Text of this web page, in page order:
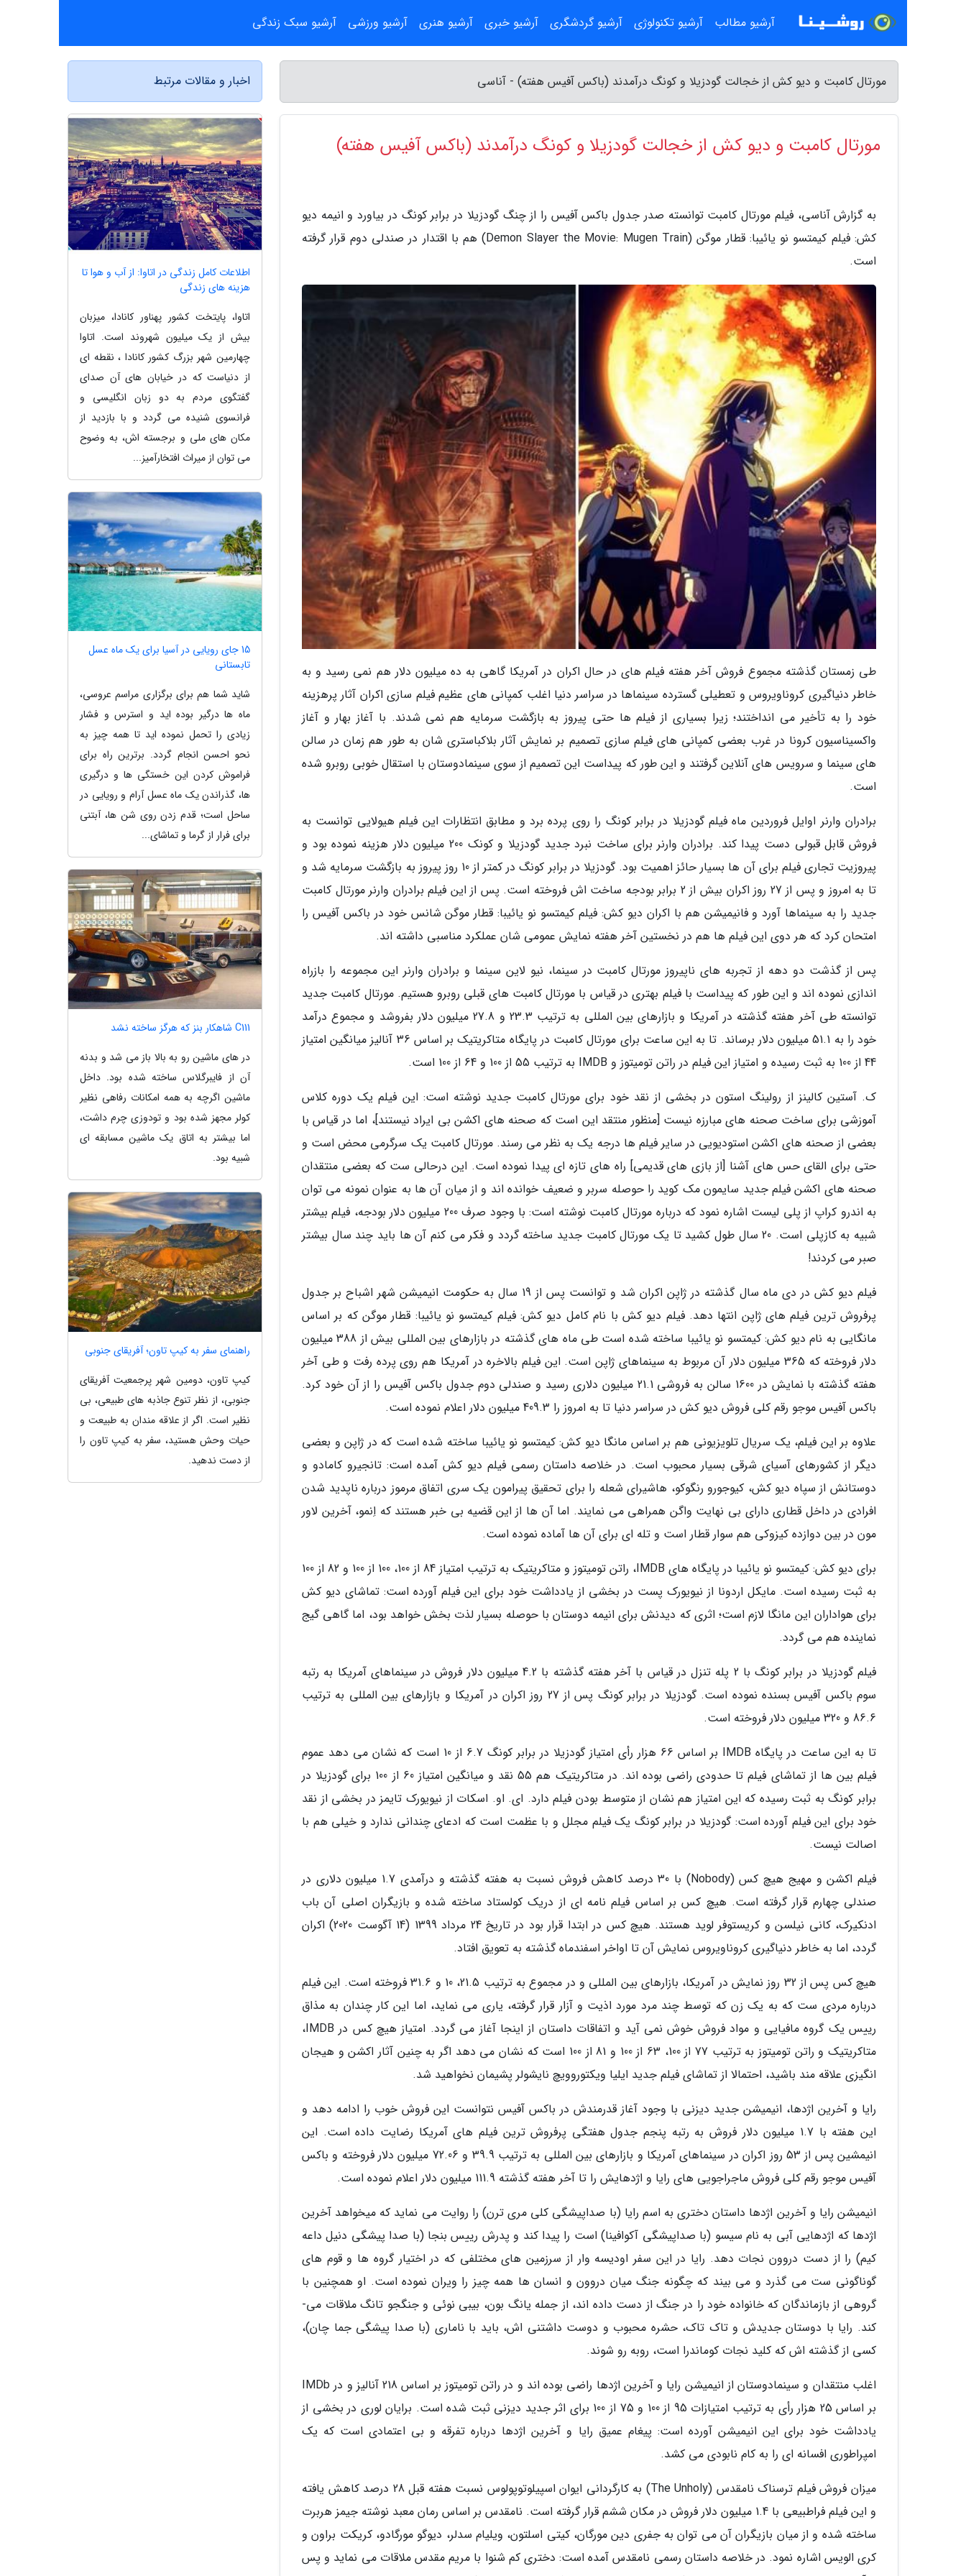
مورتال کامبت و دیو کش از خجالت گودزیلا و کونگ درآمدند (باکس آفیس هفته) - آناسی
مورتال کامبت و دیو کش از خجالت گودزیلا و کونگ درآمدند (باکس آفیس هفته)
به گزارش آناسی، فیلم مورتال کامبت توانسته صدر جدول باکس آفیس را از چنگ گودزیلا در برابر کونگ در بیاورد و انیمه دیو
کش: فیلم کیمتسو نو یائیبا: قطار موگن (Demon Slayer the Movie: Mugen Train) هم با اقتدار در صندلی دوم قرار گرفته
است.
طی زمستان گذشته مجموع فروش آخر هفته فیلم های در حال اکران در آمریکا گاهی به ده میلیون دلار هم نمی رسید و به
خاطر دنیاگیری کروناویروس و تعطیلی گسترده سینماها در سراسر دنیا اغلب کمپانی های عظیم فیلم سازی اکران آثار پرهزینه
خود را به تأخیر می انداختند؛ زیرا بسیاری از فیلم ها حتی پیروز به بازگشت سرمایه هم نمی شدند. با آغاز بهار و آغاز
واکسیناسیون کرونا در غرب بعضی کمپانی های فیلم سازی تصمیم بر نمایش آثار بلاکباستری شان به طور هم زمان در سالن
های سینما و سرویس های آنلاین گرفتند و این طور که پیداست این تصمیم از سوی سینمادوستان با استقال خوبی روبرو شده
است.
برادران وارنر اوایل فروردین ماه فیلم گودزیلا در برابر کونگ را روی پرده برد و مطابق انتظارات این فیلم هیولایی توانست به
فروش قابل قبولی دست پیدا کند. برادران وارنر برای ساخت نبرد جدید گودزیلا و کونک 200 میلیون دلار هزینه نموده بود و
پیروزیت تجاری فیلم برای آن ها بسیار حائز اهمیت بود. گودزیلا در برابر کونگ در کمتر از 10 روز پیروز به بازگشت سرمایه شد و
تا به امروز و پس از 27 روز اکران بیش از 2 برابر بودجه ساخت اش فروخته است. پس از این فیلم برادران وارنر مورتال کامبت
جدید را به سینماها آورد و فانیمیشن هم با اکران دیو کش: فیلم کیمتسو نو یائیبا: قطار موگن شانس خود در باکس آفیس را
امتحان کرد که هر دوی این فیلم ها هم در نخستین آخر هفته نمایش عمومی شان عملکرد مناسبی داشته اند.
پس از گذشت دو دهه از تجربه های ناپیروز مورتال کامبت در سینما، نیو لاین سینما و برادران وارنر این مجموعه را بازراه
اندازی نموده اند و این طور که پیداست با فیلم بهتری در قیاس با مورتال کامبت های قبلی روبرو هستیم. مورتال کامبت جدید
توانسته طی آخر هفته گذشته در آمریکا و بازارهای بین المللی به ترتیب 23.3 و 27.8 میلیون دلار بفروشد و مجموع درآمد
خود را به 51.1 میلیون دلار برساند. تا به این ساعت برای مورتال کامبت در پایگاه متاکریتیک بر اساس 36 آنالیز میانگین امتیاز
44 از 100 به ثبت رسیده و امتیاز این فیلم در راتن تومیتوز و IMDB به ترتیب 55 از 100 و 64 از 100 است.
ک. آستین کالینز از رولینگ استون در بخشی از نقد خود برای مورتال کامبت جدید نوشته است: این فیلم یک دوره کلاس
آموزشی برای ساخت صحنه های مبارزه نیست [منظور منتقد این است که صحنه های اکشن بی ایراد نیستند]، اما در قیاس با
بعضی از صحنه های اکشن استودیویی در سایر فیلم ها درجه یک به نظر می رسند. مورتال کامبت یک سرگرمی محض است و
حتی برای القای حس های آشنا [از بازی های قدیمی] راه های تازه ای پیدا نموده است. این درحالی ست که بعضی منتقدان
صحنه های اکشن فیلم جدید سایمون مک کوید را حوصله سربر و ضعیف خوانده اند و از میان آن ها به عنوان نمونه می توان
به اندرو کراپ از پلی لیست اشاره نمود که درباره مورتال کامبت نوشته است: با وجود صرف 200 میلیون دلار بودجه، فیلم بیشتر
شبیه به کازپلی است. 20 سال طول کشید تا یک مورتال کامبت جدید ساخته گردد و فکر می کنم آن ها باید چند سال بیشتر
صبر می کردند!
فیلم دیو کش در دی ماه سال گذشته در ژاپن اکران شد و توانست پس از 19 سال به حکومت انیمیشن شهر اشباح بر جدول
پرفروش ترین فیلم های ژاپن انتها دهد. فیلم دیو کش با نام کامل دیو کش: فیلم کیمتسو نو یائیبا: قطار موگن که بر اساس
مانگایی به نام دیو کش: کیمتسو نو یائیبا ساخته شده است طی ماه های گذشته در بازارهای بین المللی بیش از 388 میلیون
دلار فروخته که 365 میلیون دلار آن مربوط به سینماهای ژاپن است. این فیلم بالاخره در آمریکا هم روی پرده رفت و طی آخر
هفته گذشته با نمایش در 1600 سالن به فروشی 21.1 میلیون دلاری رسید و صندلی دوم جدول باکس آفیس را از آن خود کرد.
باکس آفیس موجو رقم کلی فروش دیو کش در سراسر دنیا تا به امروز را 409.3 میلیون دلار اعلام نموده است.
علاوه بر این فیلم، یک سریال تلویزیونی هم بر اساس مانگا دیو کش: کیمتسو نو یائیبا ساخته شده است که در ژاپن و بعضی
دیگر از کشورهای آسیای شرقی بسیار محبوب است. در خلاصه داستان رسمی فیلم دیو کش آمده است: تانجیرو کامادو و
دوستانش از سپاه دیو کش، کیوجورو رنگوکو، هاشیرای شعله را برای تحقیق پیرامون یک سری اتفاق مرموز درباره ناپدید شدن
افرادی در داخل قطاری دارای بی نهایت واگن همراهی می نمایند. اما آن ها از این قضیه بی خبر هستند که اِنمو، آخرین لاور
مون در بین دوازده کیزوکی هم سوار قطار است و تله ای برای آن ها آماده نموده است.
برای دیو کش: کیمتسو نو یائیبا در پایگاه های IMDB، راتن تومیتوز و متاکریتیک به ترتیب امتیاز 84 از 100، 100 از 100 و 82 از 100
به ثبت رسیده است. مایکل اردونا از نیویورک پست در بخشی از یادداشت خود برای این فیلم آورده است: تماشای دیو کش
برای هواداران این مانگا لازم است؛ اثری که دیدنش برای انیمه دوستان با حوصله بسیار لذت بخش خواهد بود، اما گاهی گیج
نماینده هم می گردد.
فیلم گودزیلا در برابر کونگ با 2 پله تنزل در قیاس با آخر هفته گذشته با 4.2 میلیون دلار فروش در سینماهای آمریکا به رتبه
سوم باکس آفیس بسنده نموده است. گودزیلا در برابر کونگ پس از 27 روز اکران در آمریکا و بازارهای بین المللی به ترتیب
86.6 و 320 میلیون دلار فروخته است.
تا به این ساعت در پایگاه IMDB بر اساس 66 هزار رأی امتیاز گودزیلا در برابر کونگ 6.7 از 10 است که نشان می دهد عموم
فیلم بین ها از تماشای فیلم تا حدودی راضی بوده اند. در متاکریتیک هم 55 نقد و میانگین امتیاز 60 از 100 برای گودزیلا در
برابر کونگ به ثبت رسیده که این امتیاز هم نشان از متوسط بودن فیلم دارد. ای. او. اسکات از نیویورک تایمز در بخشی از نقد
خود برای این فیلم آورده است: گودزیلا در برابر کونگ یک فیلم مجلل و با عظمت است که ادعای چندانی ندارد و خیلی هم با
اصالت نیست.
فیلم اکشن و مهیج هیچ کس (Nobody) با 30 درصد کاهش فروش نسبت به هفته گذشته و درآمدی 1.7 میلیون دلاری در
صندلی چهارم قرار گرفته است. هیچ کس بر اساس فیلم نامه ای از دریک کولستاد ساخته شده و بازیگران اصلی آن باب
ادنکیرک، کانی نیلسن و کریستوفر لوید هستند. هیچ کس در ابتدا قرار بود در تاریخ 24 مرداد 1399 (14 آگوست 2020) اکران
گردد، اما به خاطر دنیاگیری کروناویروس نمایش آن تا اواخر اسفندماه گذشته به تعویق افتاد.
هیچ کس پس از 32 روز نمایش در آمریکا، بازارهای بین المللی و در مجموع به ترتیب 21.5، 10 و 31.6 فروخته است. این فیلم
درباره مردی ست که به یک زن که توسط چند مرد مورد اذیت و آزار قرار گرفته، یاری می نماید، اما این کار چندان به مذاق
رییس یک گروه مافیایی و مواد فروش خوش نمی آید و اتفاقات داستان از اینجا آغاز می گردد. امتیاز هیچ کس در IMDB،
متاکریتیک و راتن تومیتوز به ترتیب 77 از 100، 63 از 100 و 81 از 100 است که نشان می دهد اگر به چنین آثار اکشن و هیجان
انگیزی علاقه مند باشید، احتمالا از تماشای فیلم جدید ایلیا ویکتوروویچ نایشولر پشیمان نخواهید شد.
رایا و آخرین اژدها، انیمیشن جدید دیزنی با وجود آغاز قدرمندش در باکس آفیس نتوانست این فروش خوب را ادامه دهد و
این هفته با 1.7 میلیون دلار فروش به رتبه پنجم جدول هفتگی پرفروش ترین فیلم های آمریکا رضایت داده است. این
انیمشین پس از 53 روز اکران در سینماهای آمریکا و بازارهای بین المللی به ترتیب 39.9 و 72.06 میلیون دلار فروخته و باکس
آفیس موجو رقم کلی فروش ماجراجویی های رایا و اژدهایش را تا آخر هفته گذشته 111.9 میلیون دلار اعلام نموده است.
انیمیشن رایا و آخرین اژدها داستان دختری به اسم رایا (با صداپیشگی کلی مری ترن) را روایت می نماید که میخواهد آخرین
اژدها که اژدهایی آبی به نام سیسو (با صداپیشگی آکوافینا) است را پیدا کند و پدرش رییس بنجا (با صدا پیشگی دنیل داعه
کیم) را از دست دروون نجات دهد. رایا در این سفر اودیسه وار از سرزمین­ های مختلفی که در اختیار گروه ها و قوم های
گوناگونی ست می گذرد و می بیند که چگونه جنگ میان دروون و انسان ها همه چیز را ویران نموده است. او همچنین با
گروهی از بازماندگان که خانواده خود را در جنگ از دست داده اند، از جمله یانگ بون، بیبی نوئی و جنگجو تانگ ملاقات می­
کند. رایا با دوستان جدیدش و تاک تاک، حشره محبوب و دوست داشتنی اش، باید با ناماری (با صدا پیشگی جما چان)،
کسی از گذشته اش که کلید نجات کوماندرا است، روبه رو شوند.
اغلب منتقدان و سینمادوستان از انیمیشن رایا و آخرین اژدها راضی بوده اند و در راتن تومیتوز بر اساس 218 آنالیز و در IMDb
بر اساس 25 هزار رأی به ترتیب امتیازات 95 از 100 و 75 از 100 برای اثر جدید دیزنی ثبت شده است. برایان لوری در بخشی از
یادداشت خود برای این انیمیشن آورده است: پیغام عمیق رایا و آخرین اژدها درباره تفرقه و بی اعتمادی است که یک
امپراطوری افسانه ای را به کام نابودی می کشد.
میزان فروش فیلم ترسناک نامقدس (The Unholy) به کارگردانی ایوان اسپیلوتوپولوس نسبت هفته قبل 28 درصد کاهش یافته
و این فیلم فراطبیعی با 1.4 میلیون دلار فروش در مکان ششم قرار گرفته است. نامقدس بر اساس رمان معبد نوشته جیمز هربرت
ساخته شده و از میان بازیگران آن می توان به جفری دین مورگان، کیتی اسلتون، ویلیام سدلر، دیوگو مورگادو، کریکت براون و
کری الویس اشاره نمود. در خلاصه داستان رسمی نامقدس آمده است: دختری کم شنوا با مریم مقدس ملاقات می نماید و پس
اخبار و مقالات مرتبط
اطلاعات کامل زندگی در اتاوا: از آب و هوا تا
هزینه های زندگی
اتاوا، پایتخت کشور پهناور کانادا، میزبان
بیش از یک میلیون شهروند است. اتاوا
چهارمین شهر بزرگ کشور کانادا ، نقطه ای
از دنیاست که در خیابان های آن صدای
گفتگوی مردم به دو زبان انگلیسی و
فرانسوی شنیده می گردد و با بازدید از
مکان های ملی و برجسته اش، به وضوح
می توان از میراث افتخارآمیز...
15 جای رویایی در آسیا برای یک ماه عسل
تابستانی
شاید شما هم برای برگزاری مراسم عروسی،
ماه ها درگیر بوده اید و استرس و فشار
زیادی را تحمل نموده اید تا همه چیز به
نحو احسن انجام گردد. برترین راه برای
فراموش کردن این خستگی ها و درگیری
ها، گذراندن یک ماه عسل آرام و رویایی در
ساحل است؛ قدم زدن روی شن ها، آبتنی
برای فرار از گرما و تماشای...
C111 شاهکار بنز که هرگز ساخته نشد
در های ماشین رو به بالا باز می شد و بدنه
آن از فایبرگلاس ساخته شده بود. داخل
ماشین اگرچه به همه امکانات رفاهی نظیر
کولر مجهز شده بود و تودوزی چرم داشت،
اما بیشتر به اتاق یک ماشین مسابقه ای
شبیه بود.
راهنمای سفر به کیپ تاون؛ آفریقای جنوبی
کیپ تاون، دومین شهر پرجمعیت آفریقای
جنوبی، از نظر تنوع جاذبه های طبیعی، بی
نظیر است. اگر از علاقه مندان به طبیعت و
حیات وحش هستید، سفر به کیپ تاون را
از دست ندهید.
آرشیو مطالب آرشیو تکنولوژی آرشیو گردشگری آرشیو خبری آرشیو هنری آرشیو ورزشی آرشیو سبک زندگی